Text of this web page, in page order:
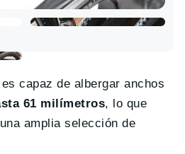
capaz de albergar anchos
61 milímetros, lo que
amplia selección de